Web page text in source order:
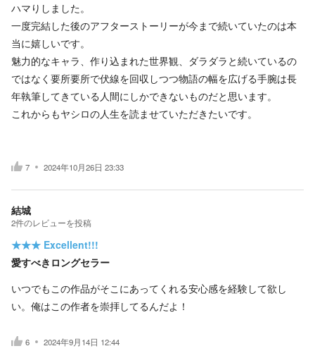
ハマりしました。
一度完結した後のアフターストーリーが今まで続いていたのは本
当に嬉しいです。
魅力的なキャラ、作り込まれた世界観、ダラダラと続いているの
ではなく要所要所で伏線を回収しつつ物語の幅を広げる手腕は長
年執筆してきている人間にしかできないものだと思います。
これからもヤシロの人生を読ませていただきたいです。
7 2024年10月26日 23:33
結城
2件のレビューを投稿
★★★ Excellent!!!
愛すべきロングセラー
いつでもこの作品がそこにあってくれる安心感を経験して欲し
い。俺はこの作者を崇拝してるんだよ！
6 2024年9月14日 12:44